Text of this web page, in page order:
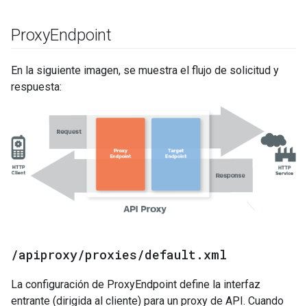
ProxyEndpoint
En la siguiente imagen, se muestra el flujo de solicitud y
respuesta:
/apiproxy/proxies/default . xml
La configuración de ProxyEndpoint define la interfaz
entrante (dirigida al cliente) para un proxy de API. Cuando